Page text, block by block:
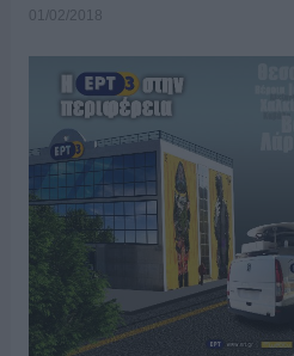
01/02/2018